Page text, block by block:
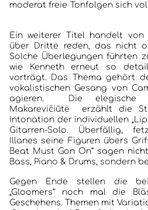
moderat freie Tonfolgen sich
Ein weiterer Titel handelt von
über Dritte reden, das nicht
Solche Überlegungen führten
wie Kenneth erneut so
vorträgt. Das Thema gehört
vokalistischen Gesang von
agieren. Die elegische
Makarevičiūtė erzählt die
Intonation der individuellen
Gitarren-Solo. Überfällig,
Illanes seine Figuren übers
Beat Must Gon On“ sagen
Bass, Piano & Drums, sondern
Gegen Ende stellen die
„Gloomers“ noch mal die
Geschehens. Themen mit